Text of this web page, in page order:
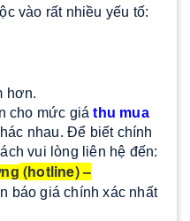
vào rất nhiều yếu tố:
hơn.
cho mức giáthu mua
nhau. Để biết chính
vui lòng liên hệ đến:
(hotline) –
báo giá chính xác nhất